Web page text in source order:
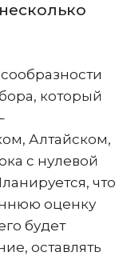
который
Алтайском,
с нулевой
что
оценку
будет
оставлять